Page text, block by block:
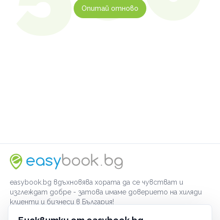
Опитай отново
easybook.bg вдъхновява хората да се чувстват и
изглеждат добре - затова имаме доверието на хиляди
клиенти и бизнеси в България!